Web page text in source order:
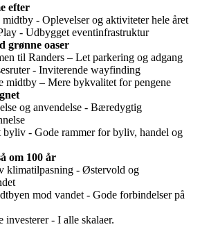
efter
midtby - Oplevelser og aktiviteter hele året
- Udbygget eventinfrastruktur
grønne oaser
til Randers – Let parkering og adgang
- Inviterende wayfinding
midtby – Mere bykvalitet for pengene
og anvendelse - Bæredygtig
- Gode rammer for byliv, handel og
om 100 år
klimatilpasning - Østervold og
mod vandet - Gode forbindelser på
- I alle skalaer.